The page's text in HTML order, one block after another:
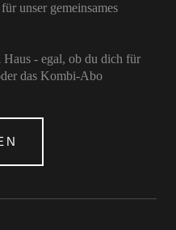
unser gemeinsames
- egal, ob du dich für
das Kombi-Abo